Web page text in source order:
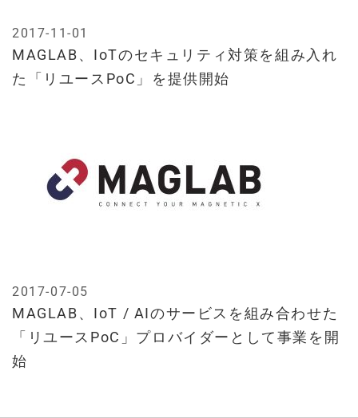
MAGLAB、IoTのセキュリティ対策を組み入れ
た「リユースPoC」を提供開始
2017-11-01
MAGLAB、IoT / AIのサービスを組み合わせた
「リユースPoC」プロバイダーとして事業を開
始
2017-07-05